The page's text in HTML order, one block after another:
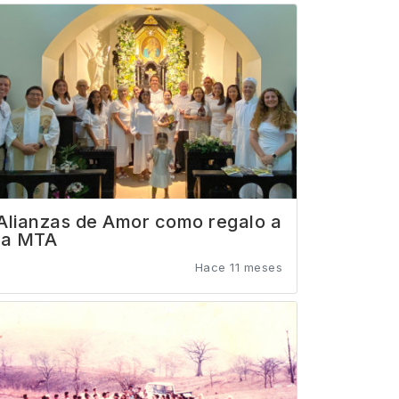
de Amor como regalo a
MTA
Hace 11 meses